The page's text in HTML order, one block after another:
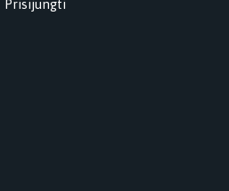
Prisijungti